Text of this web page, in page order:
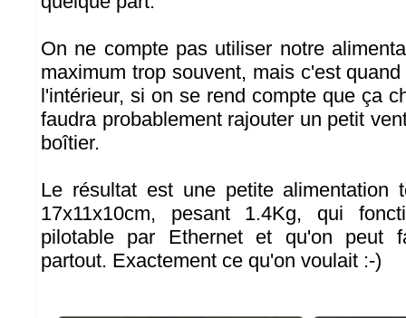
On ne compte pas utiliser notre
maximum trop souvent, mais c'est
l'intérieur, si on se rend compte que ça
faudra probablement rajouter un petit
boîtier.
Le résultat est une petite alimentation
17x11x10cm, pesant 1.4Kg, qui
pilotable par Ethernet et qu'on peut
partout. Exactement ce qu'on voulait :-)